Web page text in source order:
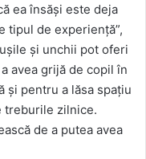
ea însăși este deja
tipul de experiență”,
și unchii pot oferi
avea grijă de copil în
și pentru a lăsa spațiu
treburile zilnice.
de a putea avea